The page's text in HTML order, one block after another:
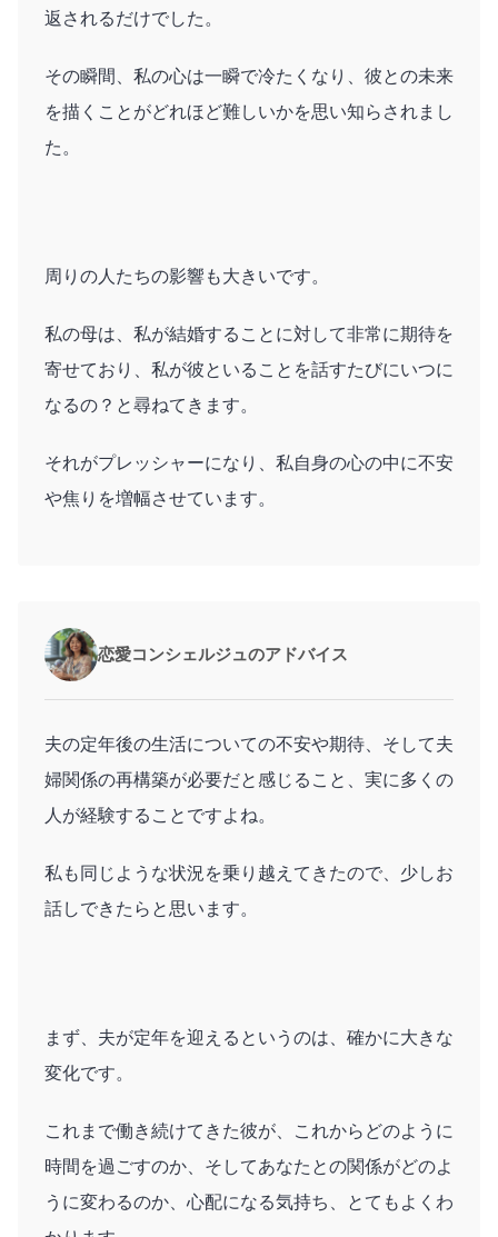
返されるだけでした。
その瞬間、私の心は一瞬で冷たくなり、彼との未来
を描くことがどれほど難しいかを思い知らされまし
た。
周りの人たちの影響も大きいです。
私の母は、私が結婚することに対して非常に期待を
寄せており、私が彼といることを話すたびにいつに
なるの？と尋ねてきます。
それがプレッシャーになり、私自身の心の中に不安
や焦りを増幅させています。
恋愛コンシェルジュのアドバイス
夫の定年後の生活についての不安や期待、そして夫
婦関係の再構築が必要だと感じること、実に多くの
人が経験することですよね。
私も同じような状況を乗り越えてきたので、少しお
話しできたらと思います。
まず、夫が定年を迎えるというのは、確かに大きな
変化です。
これまで働き続けてきた彼が、これからどのように
時間を過ごすのか、そしてあなたとの関係がどのよ
うに変わるのか、心配になる気持ち、とてもよくわ